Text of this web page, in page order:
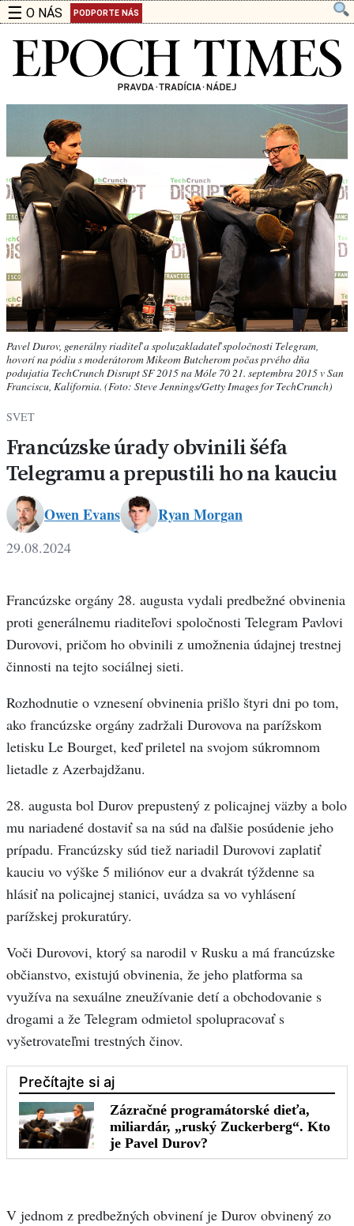
☰ O NÁS PODPORTE NÁS
Pavel Durov, generálny riaditeľ a spoluzakladateľ spoločnosti Telegram,
hovorí na pódiu s moderátorom Mikeom Butcherom počas prvého dňa
podujatia TechCrunch Disrupt SF 2015 na Móle 70 21. septembra 2015 v San
Franciscu, Kalifornia. (Foto: Steve Jennings/Getty Images for TechCrunch)
SVET
Francúzske úrady obvinili šéfa
Telegramu a prepustili ho na kauciu
Owen Evans Ryan Morgan
29.08.2024
Francúzske orgány 28. augusta vydali predbežné obvinenia
proti generálnemu riaditeľovi spoločnosti Telegram Pavlovi
Durovovi, pričom ho obvinili z umožnenia údajnej trestnej
činnosti na tejto sociálnej sieti.
Rozhodnutie o vznesení obvinenia prišlo štyri dni po tom,
ako francúzske orgány zadržali Durovova na parížskom
letisku Le Bourget, keď priletel na svojom súkromnom
lietadle z Azerbajdžanu.
28. augusta bol Durov prepustený z policajnej väzby a bolo
mu nariadené dostaviť sa na súd na ďalšie posúdenie jeho
prípadu. Francúzsky súd tiež nariadil Durovovi zaplatiť
kauciu vo výške 5 miliónov eur a dvakrát týždenne sa
hlásiť na policajnej stanici, uvádza sa vo vyhlásení
parížskej prokuratúry.
Voči Durovovi, ktorý sa narodil v Rusku a má francúzske
občianstvo, existujú obvinenia, že jeho platforma sa
využíva na sexuálne zneužívanie detí a obchodovanie s
drogami a že Telegram odmietol spolupracovať s
vyšetrovateľmi trestných činov.
V jednom z predbežných obvinení je Durov obvinený zo